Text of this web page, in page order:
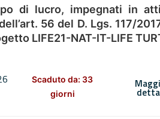
di lucro, impegnati in
56 del D. Lgs. 117/
LIFE21-NAT-IT-LIFE
Scaduto da: 33
giorni